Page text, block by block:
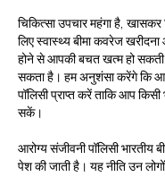
चिकित्सा उपचार महंगा है,
लिए स्वास्थ्य बीमा कवरेज
होने से आपकी बचत खत्म हो सकती
सकता है। हम अनुशंसा करेंगे कि
पॉलिसी प्राप्त करें ताकि आप
सकें।
आरोग्य संजीवनी पॉलिसी भारतीय
पेश की जाती है। यह नीति उन